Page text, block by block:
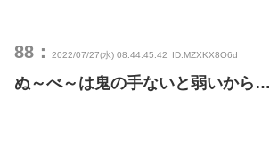
88： 2022/07/27(水) 08:44:45.42 ID:MZXKX8O6d
ぬ～べ～は鬼の手ないと弱いから…